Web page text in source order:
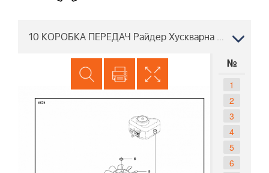
10 КОРОБКА ПЕРЕДАЧ Райдер Хускварна R316 T AWD 967291701, 2015
№
1
2
3
4
5
6